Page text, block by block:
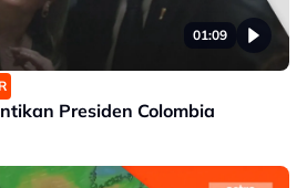
01:09
Presiden Colombia